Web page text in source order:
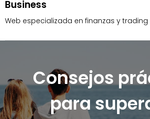
Skip
content
Business
Web especializada en finanzas y trading
Consejos
para